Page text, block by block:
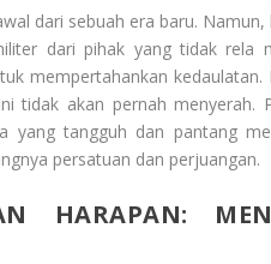
dari sebuah era baru.
dari pihak yang tidak rela
mempertahankan
tidak akan pernah
yang tangguh dan pantang
persatuan dan perjuangan.
HARAPAN: